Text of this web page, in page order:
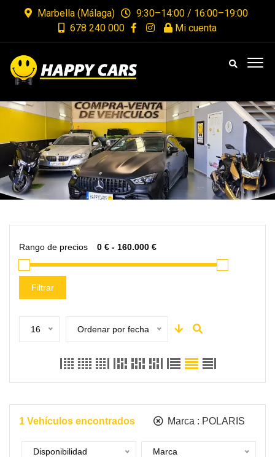
Marbella (Málaga)
9:30–14:00 / 16:00–19:00
678 240 000
Mi cuenta
Rango de precios
Filtrar
16 Ordenar por fecha
1 Vehículos encontrados Marca : POLARIS
Disponibilidad Marca